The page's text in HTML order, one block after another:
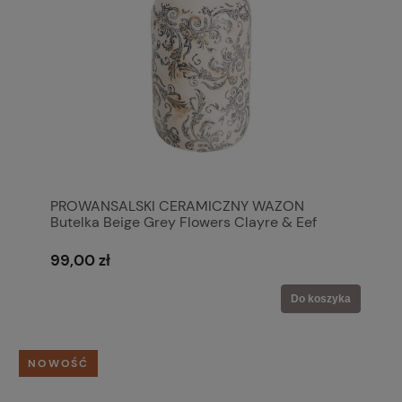
PROWANSALSKI CERAMICZNY WAZON
Butelka Beige Grey Flowers Clayre & Eef
99,00 zł
Do koszyka
NOWOŚĆ